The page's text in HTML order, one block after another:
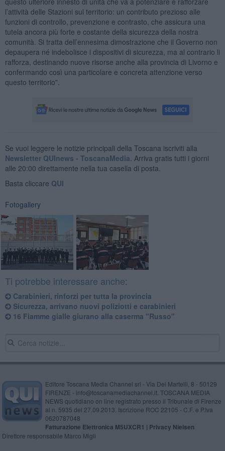
l’attività delle Stazioni sul territorio: un contributo prezioso alle
funzioni di controllo, prevenzione e contrasto, che assicura una
tutela ancora più forte e costante della sicurezza della nostra
comunità. Si tratta dell’ennesima dimostrazione che il Governo non
depaupera né indebolisce i dispositivi di sicurezza, ma al contrario li
rafforza, destinando nuove risorse anche alla provincia di Livorno e
confermando così una particolare e concreta attenzione verso
questo territorio”.
Se vuoi leggere le notizie principali della Toscana iscriviti alla
Newsletter QUInews - ToscanaMedia. Arriva gratis tutti i giorni
alle 20:00 direttamente nella tua casella di posta.
Basta cliccare QUI
Fotogallery
Ti potrebbe interessare anche:
Carabinieri, rinforzi per tutta la provincia
Sicurezza, arrivano nuovi poliziotti e carabinieri
16 Fiamme gialle giurano alla caserma "Russo"
Editore Toscana Media Channel srl - Via Dei Martelli, 8 - 50129
FIRENZE - info@toscanamediachannel.it. TOSCANA MEDIA
NEWS quotidiano on line registrato presso il Tribunale di Firenze
al n. 5935 del 27.09.2013. Iscrizione ROC 22105 - C.F. e P.Iva
0620787048
Fatturazione Elettronica M5UXCR1 | Privacy Nielsen
Direttore responsabile Marco Migli